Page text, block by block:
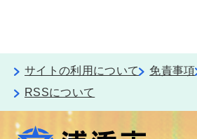
サイトの利用について 免責事項
RSSについて